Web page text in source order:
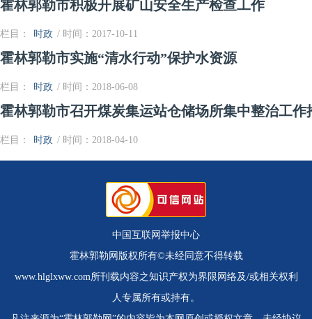
霍林郭勒市积极开展矿山安全生产检查工作
栏目： 时政 / 时间：2017-10-11
霍林郭勒市实施“清水行动”保护水资源
栏目： 时政 / 时间：2018-06-08
霍林郭勒市召开煤炭集运站仓储场所集中整治工作
栏目： 时政 / 时间：2018-04-10
中国互联网举报中心
霍林郭勒网版权所有©未经同意不得转载
www.hlglxww.com所刊载内容之知识产权为界限网络及/或相关权利
人专属所有或持有。